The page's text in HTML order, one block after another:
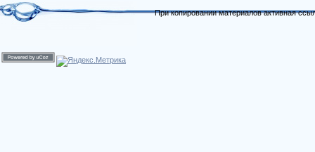
При копировании материалов активная